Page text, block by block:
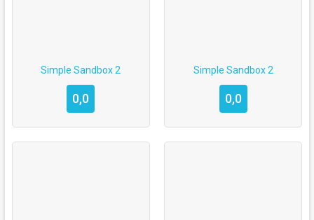
Simple Sandbox 2
0,0
Simple Sandbox 2
0,0